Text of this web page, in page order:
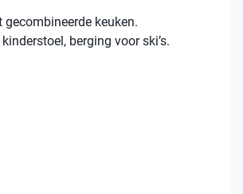
keuken.
berging voor ski’s.